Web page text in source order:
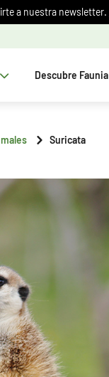
a nuestra newsletter.
Descubre Faunia
Suricata